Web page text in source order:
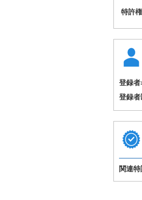
特許
登録者
登録者
国際
（IPC